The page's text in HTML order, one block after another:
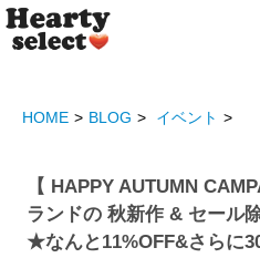
HOME BLOG イベント
【 HAPPY AUTUMN
ランドの 秋新作 & セール
★なんと11%OFF&さらに